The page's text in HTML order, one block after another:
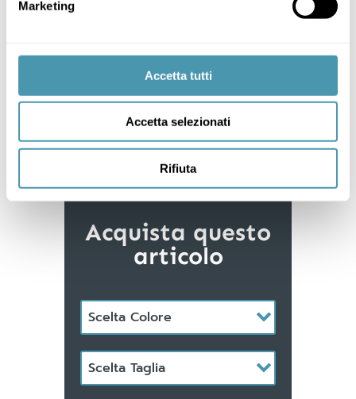
Marketing
Accetta tutti
Accetta selezionati
Rifiuta
MATT BLACK
Acquista questo
articolo